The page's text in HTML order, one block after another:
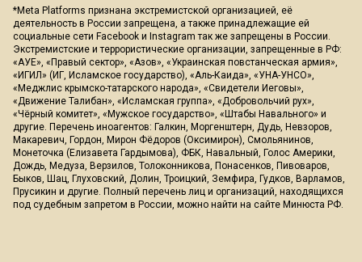
*Meta Platforms признана экстремистской организацией, её
деятельность в России запрещена, а также принадлежащие ей
социальные сети Facebook и Instagram так же запрещены в России.
Экстремистские и террористические организации, запрещенные в РФ:
«АУЕ», «Правый сектор», «Азов», «Украинская повстанческая армия»,
«ИГИЛ» (ИГ, Исламское государство), «Аль-Каида», «УНА-УНСО»,
«Меджлис крымско-татарского народа», «Свидетели Иеговы»,
«Движение Талибан», «Исламская группа», «Добровольчий рух»,
«Чёрный комитет», «Мужское государство», «Штабы Навального» и
другие. Перечень иноагентов: Галкин, Моргенштерн, Дудь, Невзоров,
Макаревич, Гордон, Мирон Фёдоров (Оксимирон), Смольянинов,
Монеточка (Елизавета Гардымова), ФБК, Навальный, Голос Америки,
Дождь, Медуза, Верзилов, Толоконникова, Понасенков, Пивоваров,
Быков, Шац, Глуховский, Долин, Троицкий, Земфира, Гудков, Варламов,
Прусикин и другие. Полный перечень лиц и организаций, находящихся
под судебным запретом в России, можно найти на сайте Минюста РФ.